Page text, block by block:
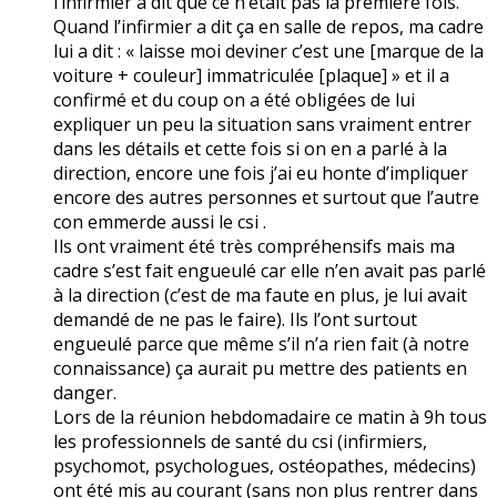
Quand l’infirmier a dit ça en salle de repos, ma cadre
lui a dit : « laisse moi deviner c’est une [marque de la
voiture + couleur] immatriculée [plaque] » et il a
confirmé et du coup on a été obligées de lui
expliquer un peu la situation sans vraiment entrer
dans les détails et cette fois si on en a parlé à la
direction, encore une fois j’ai eu honte d’impliquer
encore des autres personnes et surtout que l’autre
con emmerde aussi le csi .
Ils ont vraiment été très compréhensifs mais ma
cadre s’est fait engueulé car elle n’en avait pas parlé
à la direction (c’est de ma faute en plus, je lui avait
demandé de ne pas le faire). Ils l’ont surtout
engueulé parce que même s’il n’a rien fait (à notre
connaissance) ça aurait pu mettre des patients en
danger.
Lors de la réunion hebdomadaire ce matin à 9h tous
les professionnels de santé du csi (infirmiers,
psychomot, psychologues, ostéopathes, médecins)
ont été mis au courant (sans non plus rentrer dans